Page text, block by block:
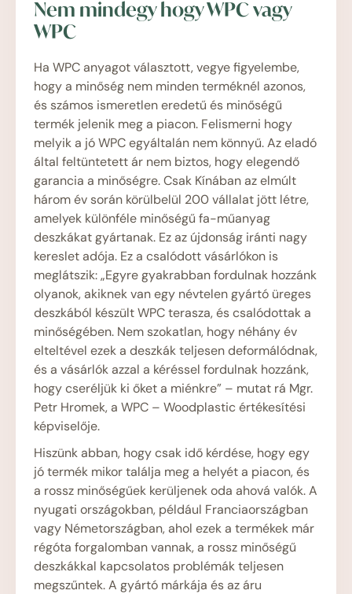
Nem mindegy hogy WPC vagy
WPC
Ha WPC anyagot választott, vegye figyelembe,
hogy a minőség nem minden terméknél azonos,
és számos ismeretlen eredetű és minőségű
termék jelenik meg a piacon. Felismerni hogy
melyik a jó WPC egyáltalán nem könnyű. Az eladó
által feltüntetett ár nem biztos, hogy elegendő
garancia a minőségre. Csak Kínában az elmúlt
három év során körülbelül 200 vállalat jött létre,
amelyek különféle minőségű fa-műanyag
deszkákat gyártanak. Ez az újdonság iránti nagy
kereslet adója. Ez a csalódott vásárlókon is
meglátszik: „Egyre gyakrabban fordulnak hozzánk
olyanok, akiknek van egy névtelen gyártó üreges
deszkából készült WPC terasza, és csalódottak a
minőségében. Nem szokatlan, hogy néhány év
elteltével ezek a deszkák teljesen deformálódnak,
és a vásárlók azzal a kéréssel fordulnak hozzánk,
hogy cseréljük ki őket a miénkre” – mutat rá Mgr.
Petr Hromek, a WPC – Woodplastic értékesítési
képviselője.
Hiszünk abban, hogy csak idő kérdése, hogy egy
jó termék mikor találja meg a helyét a piacon, és
a rossz minőségűek kerüljenek oda ahová valók. A
nyugati országokban, például Franciaországban
vagy Németországban, ahol ezek a termékek már
régóta forgalomban vannak, a rossz minőségű
deszkákkal kapcsolatos problémák teljesen
megszűntek. A gyártó márkája és az áru